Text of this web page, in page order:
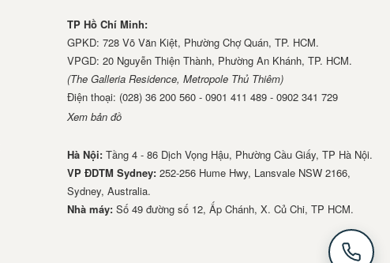
TP Hồ Chí Minh:
GPKD: 728 Võ Văn Kiệt, Phường Chợ Quán, TP. HCM.
VPGD: 20 Nguyễn Thiện Thành, Phường An Khánh, TP. HCM.
(The Galleria Residence, Metropole Thủ Thiêm)
Điện thoại: (028) 36 200 560 - 0901 411 489 - 0902 341 729
Xem bản đồ
Hà Nội:Tầng 4 - 86 Dịch Vọng Hậu, Phường Cầu Giấy, TP Hà Nội.
VP ĐDTM Sydney: 252-256 Hume Hwy, Lansvale NSW 2166,
Sydney, Australia.
Nhà má​y: Số 49 đường số 12, Ấp Chánh, X. Củ Chi, TP HCM.